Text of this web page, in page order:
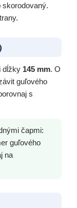
skorodovaný.
dĺžky 145 mm. O
guľového
s
čapmi:
guľového
na